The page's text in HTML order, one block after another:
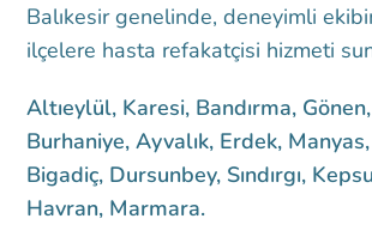
Balıkesir genelinde, deneyimli
ilçelere hasta refakatçisi hizmeti
Altıeylül, Karesi, Bandırma,
Burhaniye, Ayvalık, Erdek,
Bigadiç, Dursunbey, Sındırgı,
Havran, Marmara.